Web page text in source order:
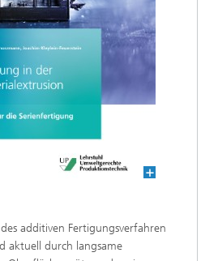
additiven Fertigungsverfahren
aktuell durch langsame